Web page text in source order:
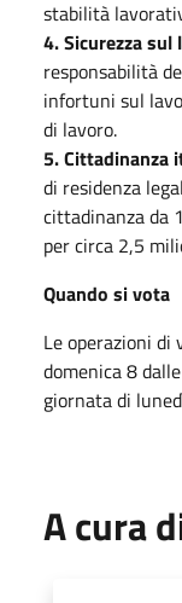
stabilità
4. Sicurezza sul
responsabilità
infortuni sul
di lavoro.
5. Cittadinanza
di residenza
cittadinanza da
per circa 2,5
Quando si vota
Le operazioni di
domenica 8
giornata di
A cura